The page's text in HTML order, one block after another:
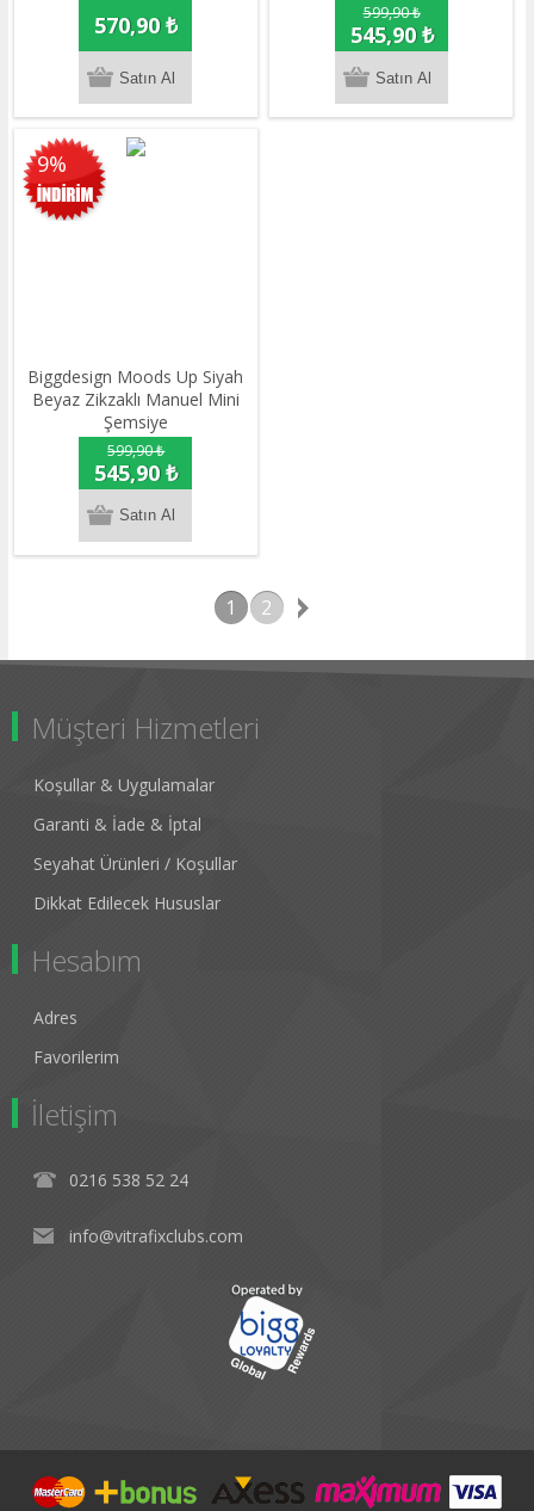
570,90 ₺ 599,90 ₺
545,90 ₺
9%
Biggdesign Moods Up Siyah
Beyaz Zikzaklı Manuel Mini
Şemsiye
599,90 ₺
545,90 ₺
1 2
Müşteri Hizmetleri
Koşullar & Uygulamalar
Garanti & İade & İptal
Seyahat Ürünleri / Koşullar
Dikkat Edilecek Hususlar
Hesabım
Adres
Favorilerim
İletişim
0216 538 52 24
info@vitrafixclubs.com